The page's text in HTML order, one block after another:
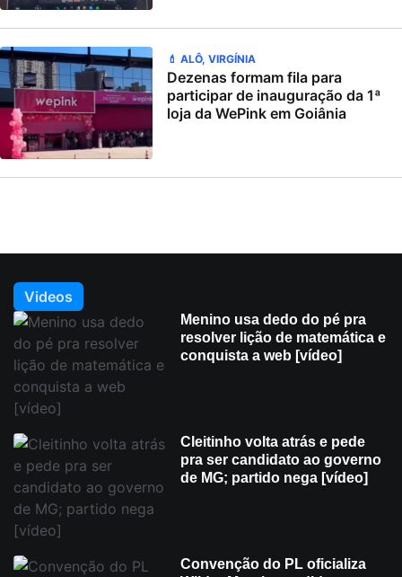
💄 ALÔ, VIRGÍNIA
Dezenas formam fila para
participar de inauguração da 1ª
loja da WePink em Goiânia
Videos
Menino usa dedo do pé pra
resolver lição de matemática e
conquista a web [vídeo]
Cleitinho volta atrás e pede
pra ser candidato ao governo
de MG; partido nega [vídeo]
Convenção do PL oficializa